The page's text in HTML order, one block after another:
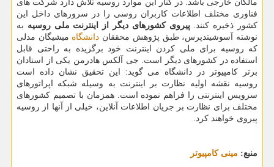
مالكان خارجی باشد. در كنار این موارد روسیه تلاش دارد شركت های
فناوری مختلف اطلاعات كاربران روسی را در سرورهای داخل این
كشور ذخیره كنند.پیروی كشورهای دیگر از اینترنت ملی روسیه به
نوشته آسوشیتدپرس، طبق پژوهش محققان دانشگاه میشیگان مدلی
كه روسیه برای ملی كردن اینترنت خود برگزیده به راحتی قابل
استفاده در كشورهای دیگر است. جی آلكس هادرمن یكی از استادان
برتر كامپیوتر در دانشگاه می گوید: این تحقیق نشان داده است
روسیه نقشه اولیه نظارت بر اینترنت به وسیله شبكه اپراتورهای
سرویس اینترنتی را فراهم نموده است. همزمان با تصمیم كشورهای
مختلف برای نظارت بر جریان اطلاعات آنلاین، خیلی از آنها از روسیه
پیروی خواهند كرد.
منبع: مینی كامپیوتر